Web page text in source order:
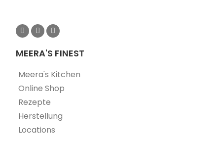
MEERA'S FINEST
Meera's Kitchen
Online Shop
Rezepte
Herstellung
Locations